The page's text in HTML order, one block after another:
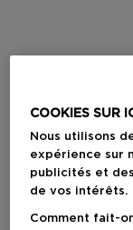
COOKIES SUR
Nous utilisons
expérience sur
publicités et
de vos intérêts.
Comment fait-